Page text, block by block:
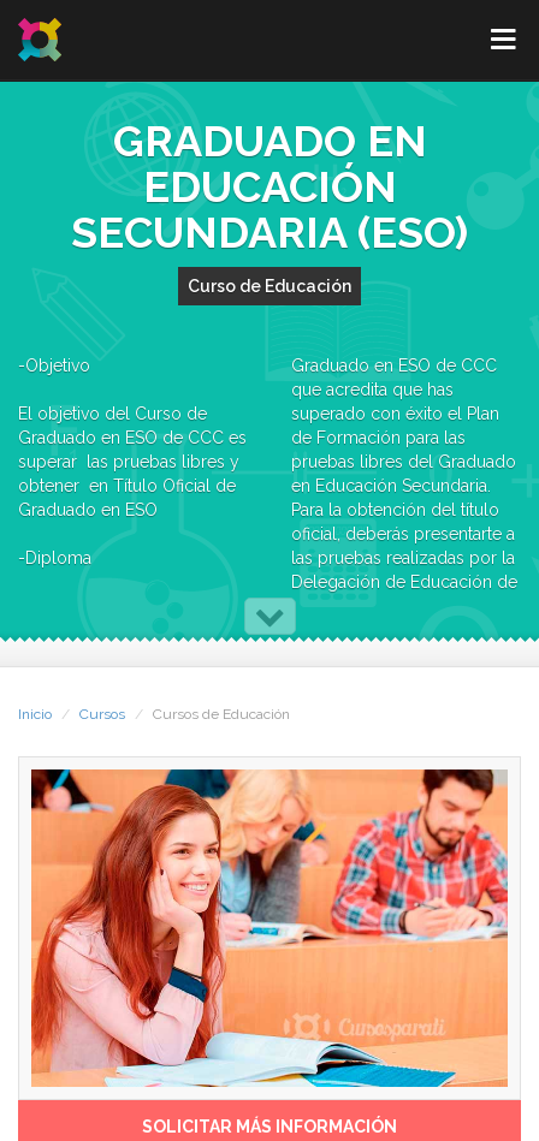
GRADUADO EN
EDUCACIÓN
SECUNDARIA (ESO)
Curso de Educación
-Objetivo
El objetivo del Curso de
Graduado en ESO de CCC es
superar las pruebas libres y
obtener en Título Oficial de
Graduado en ESO
-Diploma
Una vez terminado el Curso,
recibirás el Certificado de
Graduado en ESO de CCC
que acredita que has
superado con éxito el Plan
de Formación para las
pruebas libres del Graduado
en Educación Secundaria.
Para la obtención del título
oficial, deberás presentarte a
las pruebas realizadas por la
Delegación de Educación de
cada provincia
Inicio Cursos Cursos de Educación
SOLICITAR MÁS INFORMACIÓN